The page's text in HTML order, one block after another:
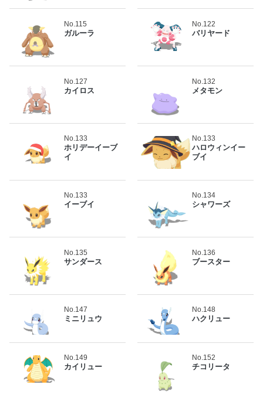
No.115
ガルーラ
No.122
バリヤード
No.127
カイロス
No.132
メタモン
No.133
ホリデーイーブ
イ
No.133
ハロウィンイー
ブイ
No.133
イーブイ
No.134
シャワーズ
No.135
サンダース
No.136
ブースター
No.147
ミニリュウ
No.148
ハクリュー
No.149
カイリュー
No.152
チコリータ